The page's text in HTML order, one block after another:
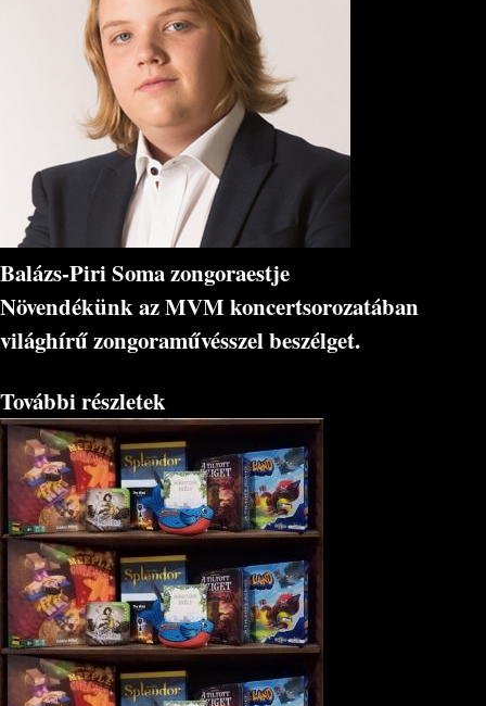
Balázs-Piri Soma zongoraestje
Növendékünk az MVM koncertsorozatában
világhírű zongoraművésszel beszélget.
További részletek